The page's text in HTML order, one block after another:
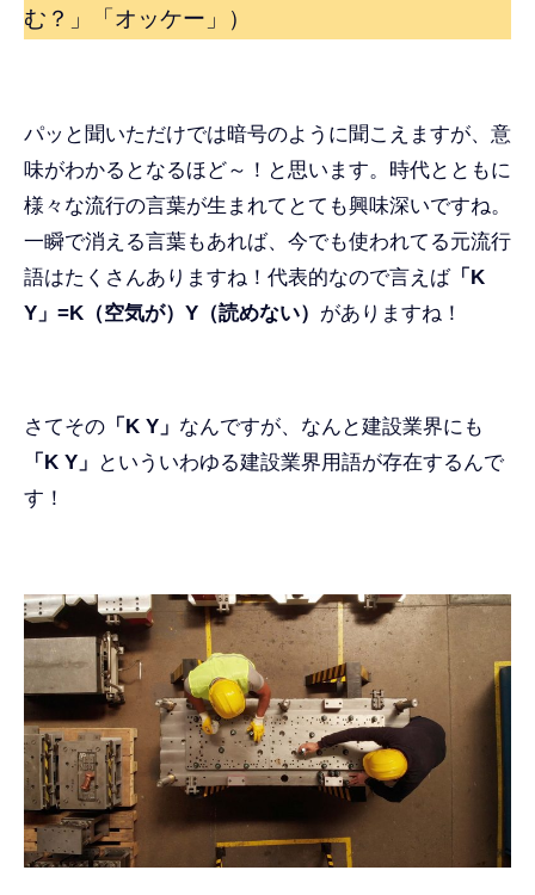
む？」「オッケー」）
パッと聞いただけでは暗号のように聞こえますが、意
味がわかるとなるほど～！と思います。時代とともに
様々な流行の言葉が生まれてとても興味深いですね。
一瞬で消える言葉もあれば、今でも使われてる元流行
語はたくさんありますね！代表的なので言えば「K
Y」 =K（空気が）Y（読めない） がありますね！
さてその 「K Y」 なんですが、なんと建設業界にも
「K Y」
といういわゆる建設業界用語が存在するんで
す！